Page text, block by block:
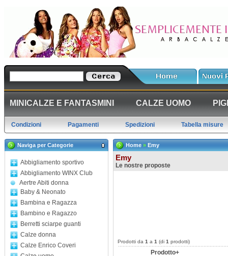
MINICALZE E FANTASMINI CALZE UOMO
Condizioni Pagamenti Spedizioni Tabella misure
Naviga per Categorie
Abbigliamento sportivo
Abbigliamento WINX Club
Aertre Abiti donna
Baby & Neonato
Bambina e Ragazza
Bambino e Ragazzo
Berretti sciarpe guanti
Calze donna
Calze Enrico Coveri
Home » Emy
Emy
Le nostre proposte
Prodotti da 1 a 1 (di 1 prodotti)
Prodotto+